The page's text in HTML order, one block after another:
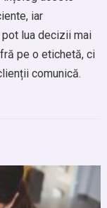
iar
lua decizii mai
pe o etichetă, ci
comunică.